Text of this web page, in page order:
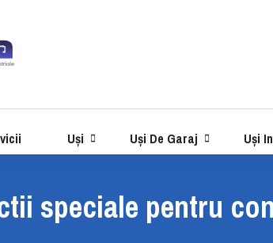
Uși Uși De Garaj Uși
speciale pentru